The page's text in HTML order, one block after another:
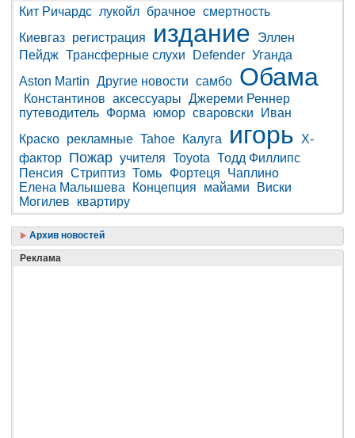
Кит Ричардс лукойл брачное смертность
Киевгаз регистрация издание
Эллен
Пейдж Трансферные слухи Defender Уганда
Aston Martin Другие новости самбо Обама
Константинов аксессуары Джереми Реннер
путеводитель Форма юмор сваровски
Иван
Краско рекламные Tahoe Калуга игорь
Х-
фактор Пожар учителя Toyota Тодд Филлипс
Пенсия Стриптиз Томь Фортеця
Чаплино
Елена Малышева
Концепция майами
Виски
Могилев
квартиру
Архив новостей
Реклама